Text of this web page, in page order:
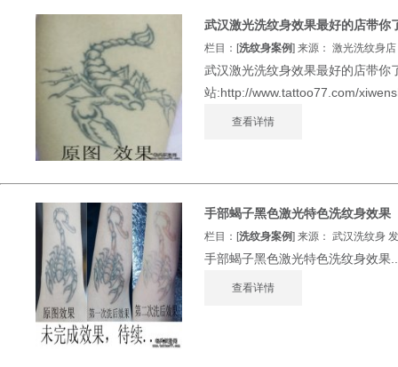
武汉激光洗纹身效果最好的店带你
栏目：[洗纹身案例] 来源： 激光洗纹身
武汉激光洗纹身效果最好的店带你
站:http://www.tattoo77.com/
查看详情
手部蝎子黑色激光特色洗纹身效果
栏目：[洗纹身案例] 来源： 武汉洗纹身
手部蝎子黑色激光特色洗纹身效果
查看详情